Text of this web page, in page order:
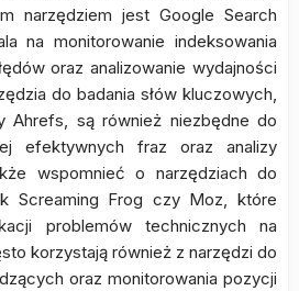
narzędziem jest Google Search
na monitorowanie indeksowania
oraz analizowanie wydajności
do badania słów kluczowych,
Ahrefs, są również niezbędne do
efektywnych fraz oraz analizy
wspomnieć o narzędziach do
Screaming Frog czy Moz, które
problemów technicznych na
korzystają również z narzędzi do
oraz monitorowania pozycji